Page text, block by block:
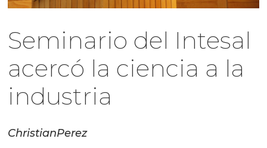
Seminario del Intesal
acercó la ciencia a la
industria
ChristianPerez